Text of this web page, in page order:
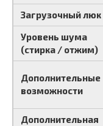
Загрузочный люк
Уровень шума
(стирка / отжим)
Дополнительные
возможности
Дополнительная